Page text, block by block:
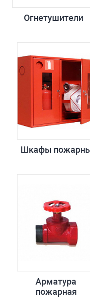
Огнетушители
Шкафы
Арматура
пожарная